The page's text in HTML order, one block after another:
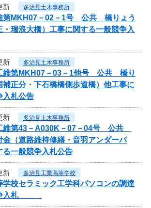
新 多治見土木事務所
第MKH07－02－1号 公共 橋りょう
・瑞浪大橋）工事に関する一般競争入
新 多治見土木事務所
維第MKH07－03－1他号 公共 橋り
補正分・下石橋橋側歩道橋）他工事に
入札公告
新 多治見土木事務所
維第43－A030K－07－04号 公共
金（道路維持修繕・音羽アンダーパ
る一般競争入札公告
新 多治見工業高等学校
学校セラミック工学科パソコンの調達
争入札